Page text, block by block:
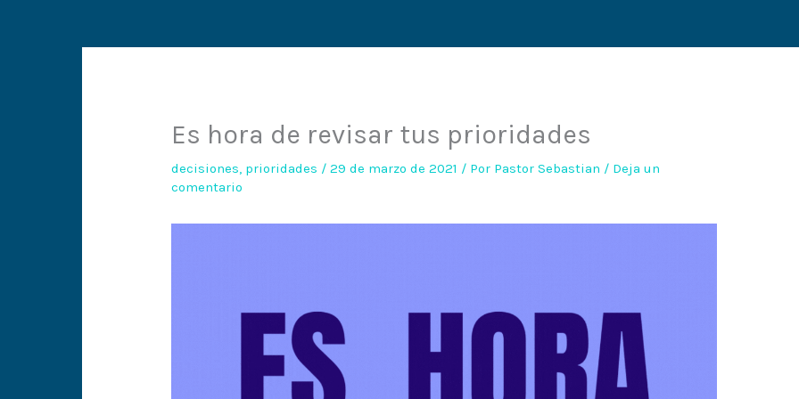
Es hora de revisar tus prioridades
decisiones, prioridades /29 de marzo de 2021 / Por Pastor Sebastian / Deja un
comentario